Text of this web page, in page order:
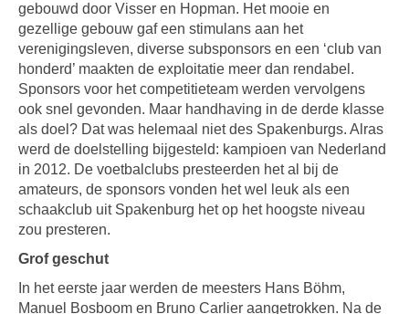
gebouwd door Visser en Hopman. Het mooie en
gezellige gebouw gaf een stimulans aan het
verenigingsleven, diverse subsponsors en een ‘club van
honderd’ maakten de exploitatie meer dan rendabel.
Sponsors voor het competitieteam werden vervolgens
ook snel gevonden. Maar handhaving in de derde klasse
als doel? Dat was helemaal niet des Spakenburgs. Alras
werd de doelstelling bijgesteld: kampioen van Nederland
in 2012. De voetbalclubs presteerden het al bij de
amateurs, de sponsors vonden het wel leuk als een
schaakclub uit Spakenburg het op het hoogste niveau
zou presteren.
Grof geschut
In het eerste jaar werden de meesters Hans Böhm,
Manuel Bosboom en Bruno Carlier aangetrokken. Na de